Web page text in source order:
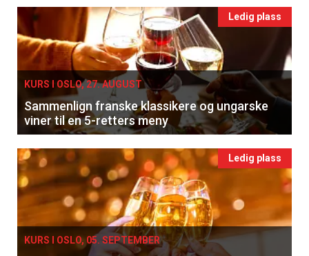
Ledig plass
KURS I OSLO, 27. AUGUST
Sammenlign franske klassikere og ungarske
viner til en 5-retters meny
Ledig plass
KURS I OSLO, 05. SEPTEMBER